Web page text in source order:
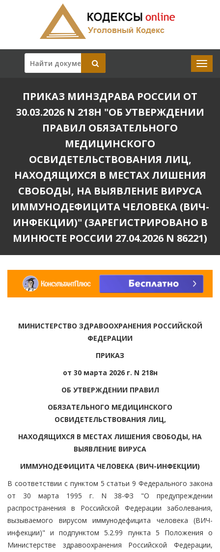
ПРИКАЗ МИНЗДРАВА РОССИИ ОТ
30.03.2026 N 218Н "ОБ УТВЕРЖДЕНИИ
ПРАВИЛ ОБЯЗАТЕЛЬНОГО
МЕДИЦИНСКОГО
ОСВИДЕТЕЛЬСТВОВАНИЯ ЛИЦ,
НАХОДЯЩИХСЯ В МЕСТАХ ЛИШЕНИЯ
СВОБОДЫ, НА ВЫЯВЛЕНИЕ ВИРУСА
ИММУНОДЕФИЦИТА ЧЕЛОВЕКА (ВИЧ-
ИНФЕКЦИИ)" (ЗАРЕГИСТРИРОВАНО В
МИНЮСТЕ РОССИИ 27.04.2026 N 86221)
МИНИСТЕРСТВО ЗДРАВООХРАНЕНИЯ РОССИЙСКОЙ
ФЕДЕРАЦИИ
ПРИКАЗ
от 30 марта 2026 г. N 218н
ОБ УТВЕРЖДЕНИИ ПРАВИЛ
ОБЯЗАТЕЛЬНОГО МЕДИЦИНСКОГО
ОСВИДЕТЕЛЬСТВОВАНИЯ ЛИЦ,
НАХОДЯЩИХСЯ В МЕСТАХ ЛИШЕНИЯ СВОБОДЫ, НА
ВЫЯВЛЕНИЕ ВИРУСА
ИММУНОДЕФИЦИТА ЧЕЛОВЕКА (ВИЧ-ИНФЕКЦИИ)
В соответствии с пунктом 5 статьи 9 Федерального закона
от 30 марта 1995 г. N 38-ФЗ "О предупреждении
распространения в Российской Федерации заболевания,
вызываемого вирусом иммунодефицита человека (ВИЧ-
инфекции)" и подпунктом 5.2.99 пункта 5 Положения о
Министерстве здравоохранения Российской Федерации,